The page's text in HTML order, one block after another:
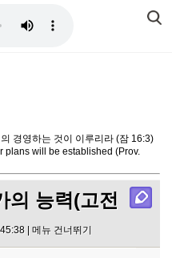
경영하는 것이 이루리라 (잠 16:3)
plans will be established (Prov.
의 능력(고전
| 메뉴 건너뛰기